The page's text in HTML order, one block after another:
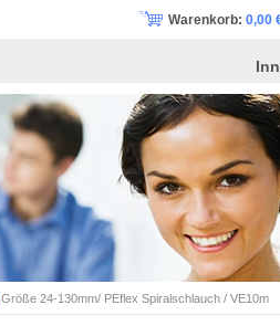
Größe 24-130mm/ PEflex Spiralschlauch / VE10m
Warenkorb: 0,00